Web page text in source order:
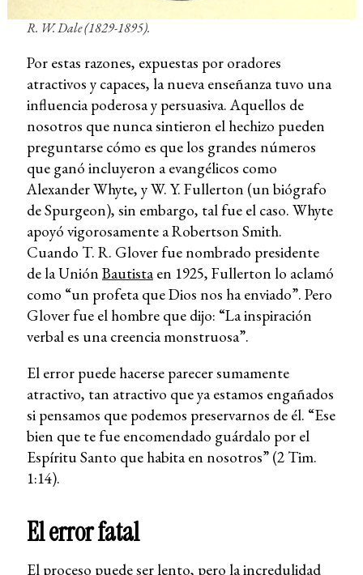
R. W. Dale (1829-1895).
Por estas razones, expuestas por oradores
atractivos y capaces, la nueva enseñanza tuvo una
influencia poderosa y persuasiva. Aquellos de
nosotros que nunca sintieron el hechizo pueden
preguntarse cómo es que los grandes números
que ganó incluyeron a evangélicos como
Alexander Whyte, y W. Y. Fullerton (un biógrafo
de Spurgeon), sin embargo, tal fue el caso. Whyte
apoyó vigorosamente a Robertson Smith.
Cuando T. R. Glover fue nombrado presidente
de la Unión Bautistaen 1925, Fullerton lo aclamó
como “un profeta que Dios nos ha enviado”. Pero
Glover fue el hombre que dijo: “La inspiración
verbal es una creencia monstruosa”.
El error puede hacerse parecer sumamente
atractivo, tan atractivo que ya estamos engañados
si pensamos que podemos preservarnos de él. “Ese
bien que te fue encomendado guárdalo por el
Espíritu Santo que habita en nosotros” (2 Tim.
1:14).
El error fatal
El proceso puede ser lento, pero la incredulidad